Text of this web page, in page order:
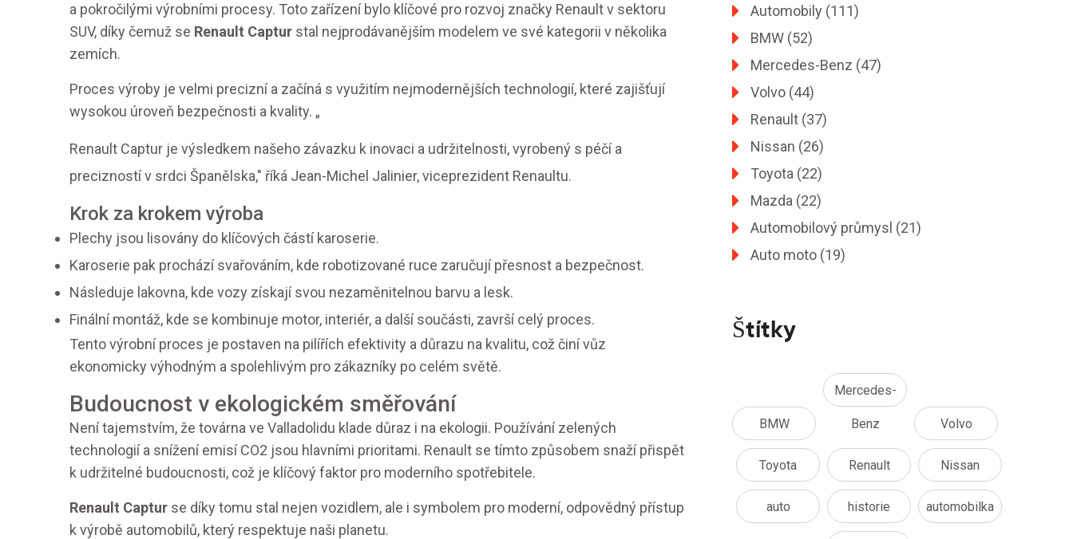
a pokročilými výrobními procesy. Toto zařízení bylo klíčové pro rozvoj značky Renault v sektoru
SUV, díky čemuž se Renault Captur stal nejprodávanějším modelem ve své kategorii v několika
zemích.
Proces výroby je velmi precizní a začíná s využitím nejmodernějších technologií, které zajišťují
wysokou úroveň bezpečnosti a kvality. „
Renault Captur je výsledkem našeho závazku k inovaci a udržitelnosti, vyrobený s péčí a
precizností v srdci Španělska," říká Jean-Michel Jalinier, viceprezident Renaultu.
Krok za krokem výroba
Plechy jsou lisovány do klíčových částí karoserie.
Karoserie pak prochází svařováním, kde robotizované ruce zaručují přesnost a bezpečnost.
Následuje lakovna, kde vozy získají svou nezaměnitelnou barvu a lesk.
Finální montáž, kde se kombinuje motor, interiér, a další součásti, završí celý proces.
Tento výrobní proces je postaven na pilířích efektivity a důrazu na kvalitu, což činí vůz
ekonomicky výhodným a spolehlivým pro zákazníky po celém světě.
Budoucnost v ekologickém směřování
Není tajemstvím, že továrna ve Valladolidu klade důraz i na ekologii. Používání zelených
technologií a snížení emisí CO2 jsou hlavními prioritami. Renault se tímto způsobem snaží přispět
k udržitelné budoucnosti, což je klíčový faktor pro moderního spotřebitele.
Renault Captur se díky tomu stal nejen vozidlem, ale i symbolem pro moderní, odpovědný přístup
k výrobě automobilů, který respektuje naši planetu.
Automobily (111)
BMW (52)
Mercedes-Benz (47)
Volvo (44)
Renault (37)
Nissan (26)
Toyota (22)
Mazda (22)
Automobilový průmysl (21)
Auto moto (19)
Štítky
BMW
Mercedes-
Benz Volvo
Toyota Renault Nissan
auto historie automobilka